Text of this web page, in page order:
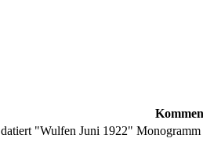
datiert "Wulfen Juni 1922"